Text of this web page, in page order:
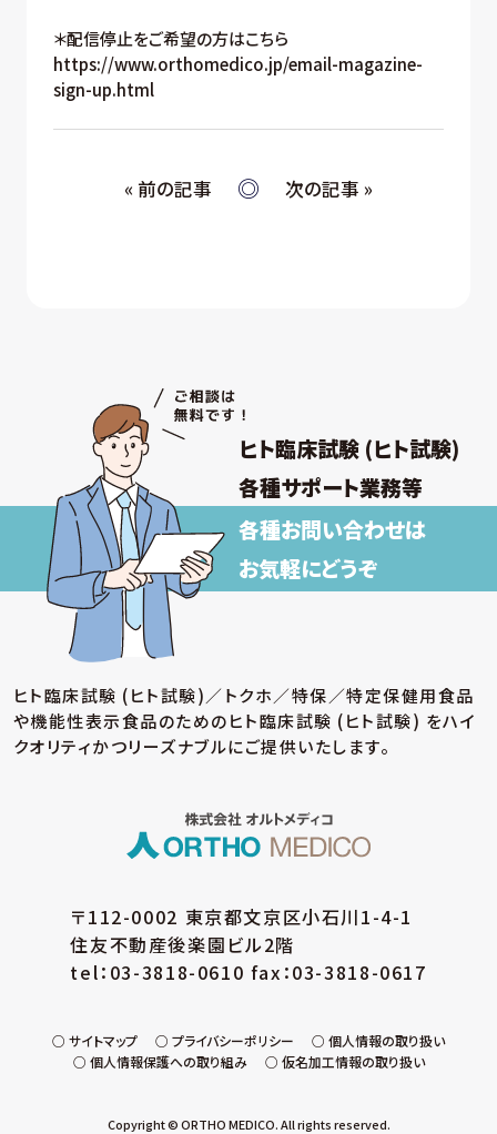
＊配信停止をご希望の方はこちら
https://www.orthomedico.jp/email-magazine-
sign-up.html
« 前の記事 次の記事 »
ヒト臨床試験 (ヒト試験)
各種サポート業務等
各種お問い合わせは
お気軽にどうぞ
ヒト臨床試験 (ヒト試験)／トクホ／特保／特定保健用食品
や機能性表示食品のためのヒト臨床試験 (ヒト試験) をハイ
クオリティかつリーズナブルにご提供いたします。
〒112-0002 東京都文京区小石川1-4-1
住友不動産後楽園ビル2階
tel：03-3818-0610 fax：03-3818-0617
サイトマップ プライバシーポリシー
個人情報の取り扱い
個人情報保護への取り組み
仮名加工情報の取り扱い
Copyright © ORTHO MEDICO. All rights reserved.